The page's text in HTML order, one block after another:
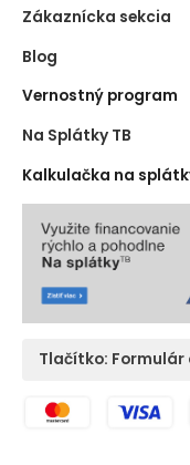
Zákaznícka sekcia
Blog
Vernostný program
Na Splátky TB
Kalkulačka na
Tlačítko: